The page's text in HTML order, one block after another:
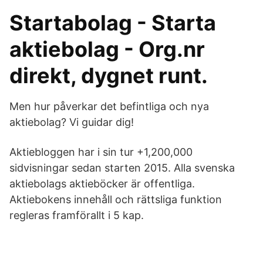
Startabolag - Starta
aktiebolag - Org.nr
direkt, dygnet runt.
Men hur påverkar det befintliga och nya
aktiebolag? Vi guidar dig!
Aktiebloggen har i sin tur +1,200,000
sidvisningar sedan starten 2015. Alla svenska
aktiebolags aktieböcker är offentliga.
Aktiebokens innehåll och rättsliga funktion
regleras framförallt i 5 kap.